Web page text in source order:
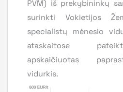
PVM) iš prekybininkų
surinkti Vokietijos
specialistų mėnesio
ataskaitose
apskaičiuotas
vidurkis.